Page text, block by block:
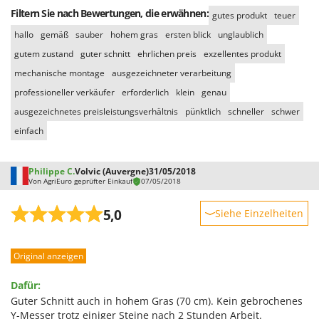
Santos
Sbaraglia
Schnitzer
Seven Italy
Shark
Shindaiwa
Silky
Sirman
Smartwood
Snapper
Solidur
Spice Electronics
Filtern Sie nach Bewertungen, die erwähnen: gutes produkt teuer
hallo gemäß sauber hohem gras ersten blick
unglaublich
gutem zustand guter schnitt ehrlichen preis exzellentes produkt
mechanische montage
ausgezeichneter verarbeitung
professioneller verkäufer erforderlich klein genau
ausgezeichnetes preisleistungsverhältnis
pünktlich schneller schwer
einfach
Philippe C.Volvic (Auvergne)31/05/2018
Von AgriEuro geprüfter Einkauf 07/05/2018
5,0 Siehe Einzelheiten
Leistung
Qualität / Preis
Original anzeigen
Dafür:
Guter Schnitt auch in hohem Gras (70 cm). Kein gebrochenes
Y-Messer trotz einiger Steine nach 2 Stunden Arbeit.